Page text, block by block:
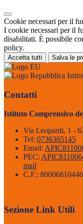
Cookie necessari per il
I cookie necessari per il
disabilitati. È possibile
policy.
Accetta tutti Salva le
Contatti
Istituto Comprensivo
Via Leopardi, 1 -
Tel: 0736365145
Email:
PEC:
mail
C.F.: 80006810446
Sezione Link Utili